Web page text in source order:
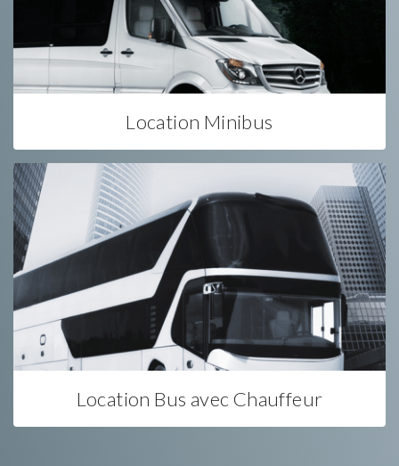
Location Minibus
Location Bus avec Chauffeur